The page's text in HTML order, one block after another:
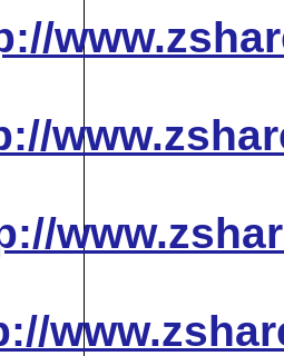
http://
http://
http://
http://